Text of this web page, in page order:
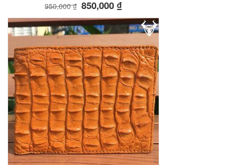
950,000₫ 850,000 ₫